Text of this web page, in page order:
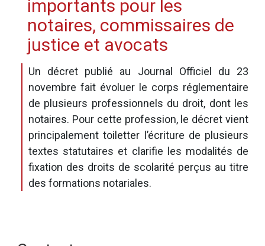
importants pour les
notaires, commissaires de
justice et avocats
Un décret publié au Journal Officiel du 23
novembre fait évoluer le corps réglementaire
de plusieurs professionnels du droit, dont les
notaires. Pour cette profession, le décret vient
principalement toiletter l’écriture de plusieurs
textes statutaires et clarifie les modalités de
fixation des droits de scolarité perçus au titre
des formations notariales.